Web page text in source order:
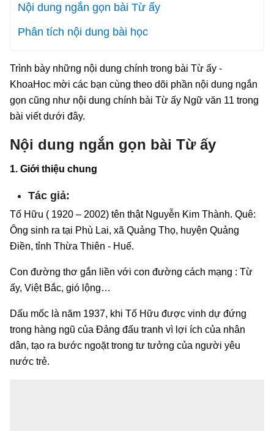
Nội dung ngắn gọn bài Từ ấy
Phân tích nội dung bài học
Trình bày những nội dung chính trong bài Từ ấy -
KhoaHoc mời các bạn cùng theo dõi phần nội dung ngắn
gọn cũng như nội dung chính bài Từ ấy Ngữ văn 11 trong
bài viết dưới đây.
Nội dung ngắn gọn bài Từ ấy
1. Giới thiệu chung
Tác giả:
Tố Hữu ( 1920 – 2002) tên thật Nguyễn Kim Thành. Quê:
Ông sinh ra tại Phù Lai, xã Quảng Thọ, huyện Quảng
Điền, tỉnh Thừa Thiên - Huế.
Con đường thơ gắn liền với con đường cách mạng : Từ
ấy, Việt Bắc, gió lộng…
Dấu mốc là năm 1937, khi Tố Hữu được vinh dự đứng
trong hàng ngũ của Đảng đấu tranh vì lợi ích của nhân
dân, tạo ra bước ngoặt trong tư tưởng của người yêu
nước trẻ.